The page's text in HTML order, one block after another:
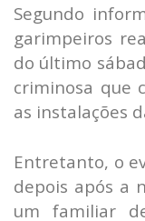
Segundo
garimpeiros
do último
criminosa que
as instalações
Entretanto, o
depois após a
um familiar